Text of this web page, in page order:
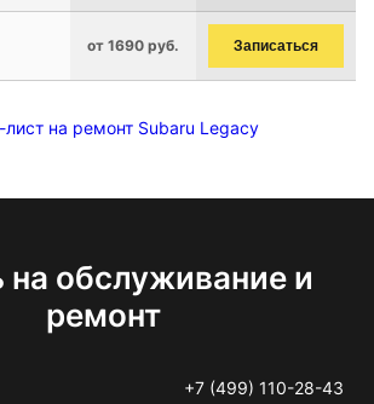
от 1690 руб. Записаться
на ремонт Subaru Legacy
на обслуживание и
ремонт
+7 (499) 110-28-43